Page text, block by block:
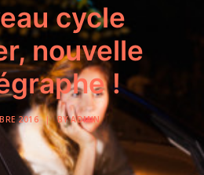
cycle
nouvelle
!
2016 | BYADMIN